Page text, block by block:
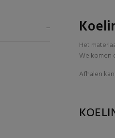
Het
We komen
Afhalen